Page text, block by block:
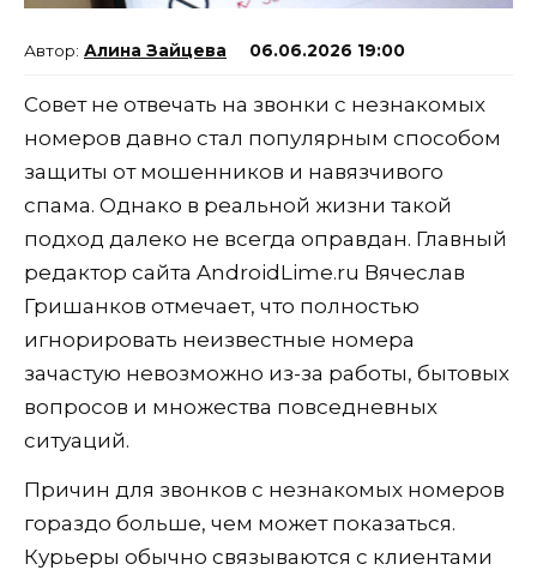
Алина Зайцева 06.06.2026 19:00
Совет не отвечать на звонки с незнакомых
номеров давно стал популярным способом
защиты от мошенников и навязчивого
спама. Однако в реальной жизни такой
подход далеко не всегда оправдан. Главный
редактор сайта AndroidLime.ru Вячеслав
Гришанков отмечает, что полностью
игнорировать неизвестные номера
зачастую невозможно из-за работы, бытовых
вопросов и множества повседневных
ситуаций.
Причин для звонков с незнакомых номеров
гораздо больше, чем может показаться.
Курьеры обычно связываются с клиентами